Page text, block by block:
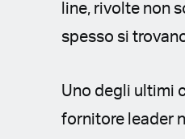
line, rivolte non
spesso si
Uno degli ultimi
fornitore leader